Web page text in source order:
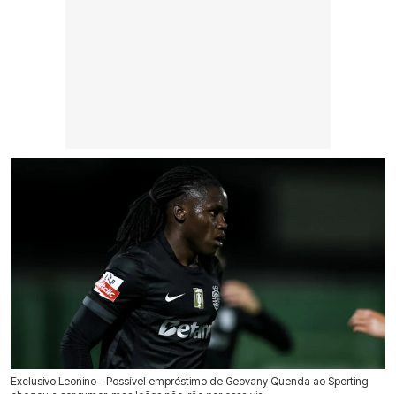
Exclusivo Leonino - Possível empréstimo de Geovany Quenda ao Sporting